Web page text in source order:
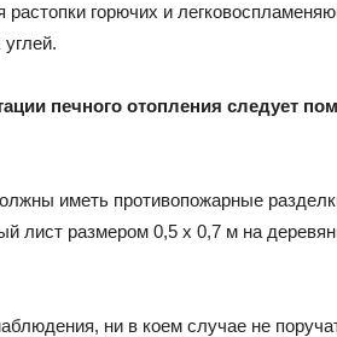
горючих и
печного отопления следует
иметь противопожарные
лист размером 0,5 х 0,7 м на
ни в коем случае не